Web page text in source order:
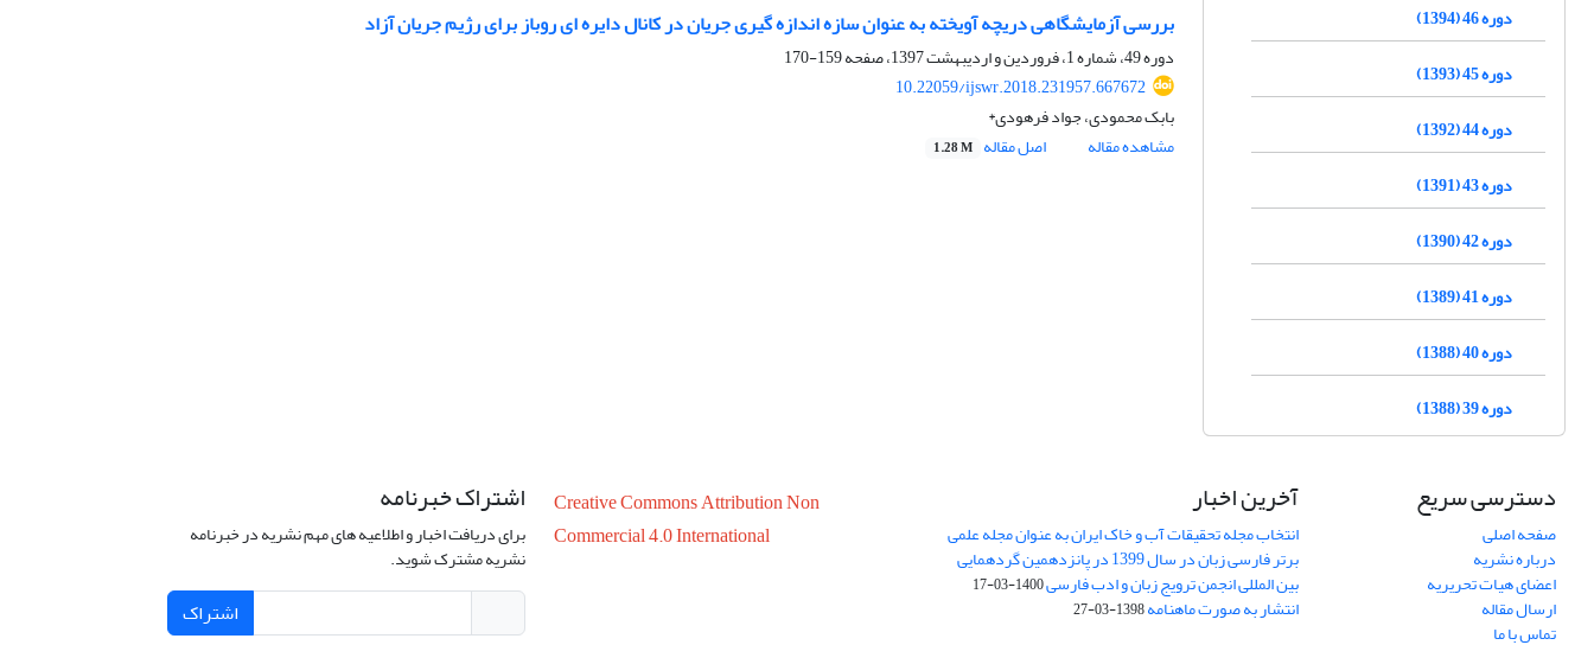
بررسی آزمایشگاهی دریچه آویخته به عنوان سازه اندازه گیری جریان در کانال دایره ای روباز برای رژیم جریان آزاد
دوره 49، شماره 1، فروردین و اردیبهشت 1397، صفحه
159-170
10.22059/ijswr.2018.231957.667672
بابک محمودی، جواد فرهودی*
مشاهده مقاله
اصل مقاله 1.28 M
دوره 46 (1394)
دوره 45 (1393)
دوره 44 (1392)
دوره 43 (1391)
دوره 42 (1390)
دوره 41 (1389)
دوره 40 (1388)
دوره 39 (1388)
دسترسی سریع
صفحه اصلی
درباره نشریه
اعضای هیات تحریریه
ارسال مقاله
تماس با ما
آخرین اخبار
انتخاب مجله تحقیقات آب و خاک ایران به عنوان مجله علمی
برتر فارسی زبان در سال 1399 در پانزدهمین گردهمایی
بین المللی انجمن ترویج زبان و ادب فارسی1400-03-17
انتشار به صورت ماهنامه1398-03-27
Creative Commons Attribution Non
Commercial 4.0 International
اشتراک خبرنامه
برای دریافت اخبار و اطلاعیه های مهم نشریه در خبرنامه
نشریه مشترک شوید.
اشتراک